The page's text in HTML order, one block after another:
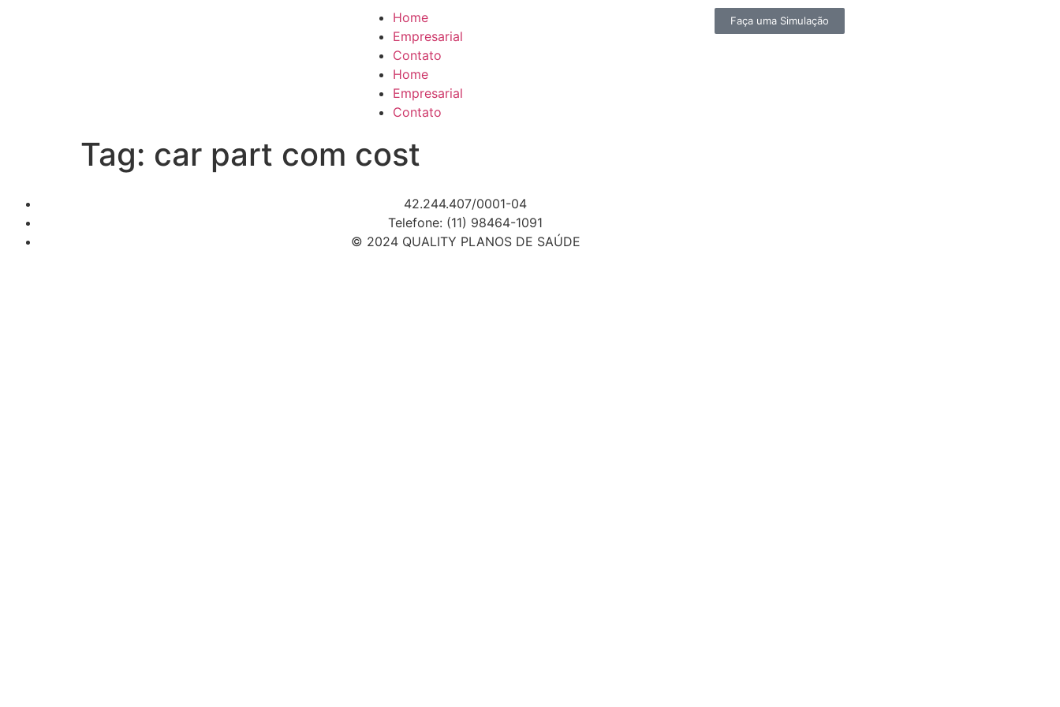
Home
Empresarial
Contato
Home
Empresarial
Contato
Faça uma Simulação
Tag: car part com cost
42.244.407/0001-04
Telefone: (11) 98464-1091
© 2024 QUALITY PLANOS DE SAÚDE